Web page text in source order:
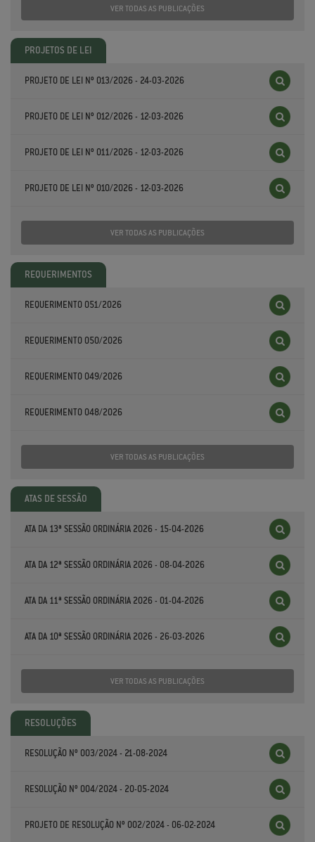
VER TODAS AS PUBLICAÇÕES
PROJETOS DE LEI
PROJETO DE LEI Nº 013/2026 - 24-03-2026
PROJETO DE LEI Nº 012/2026 - 12-03-2026
PROJETO DE LEI Nº 011/2026 - 12-03-2026
PROJETO DE LEI Nº 010/2026 - 12-03-2026
VER TODAS AS PUBLICAÇÕES
REQUERIMENTOS
REQUERIMENTO 051/2026
REQUERIMENTO 050/2026
REQUERIMENTO 049/2026
REQUERIMENTO 048/2026
VER TODAS AS PUBLICAÇÕES
ATAS DE SESSÃO
ATA DA 13ª SESSÃO ORDINÁRIA 2026 - 15-04-2026
ATA DA 12ª SESSÃO ORDINÁRIA 2026 - 08-04-2026
ATA DA 11ª SESSÃO ORDINÁRIA 2026 - 01-04-2026
ATA DA 10ª SESSÃO ORDINÁRIA 2026 - 26-03-2026
VER TODAS AS PUBLICAÇÕES
RESOLUÇÕES
RESOLUÇÃO Nº 003/2024 - 21-08-2024
RESOLUÇÃO Nº 004/2024 - 20-05-2024
PROJETO DE RESOLUÇÃO Nº 002/2024 - 06-02-2024